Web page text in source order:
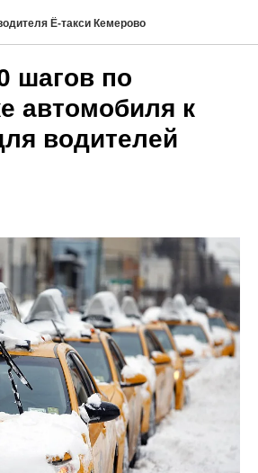
Ё-такси Кемерово
шагов по
автомобиля к
водителей